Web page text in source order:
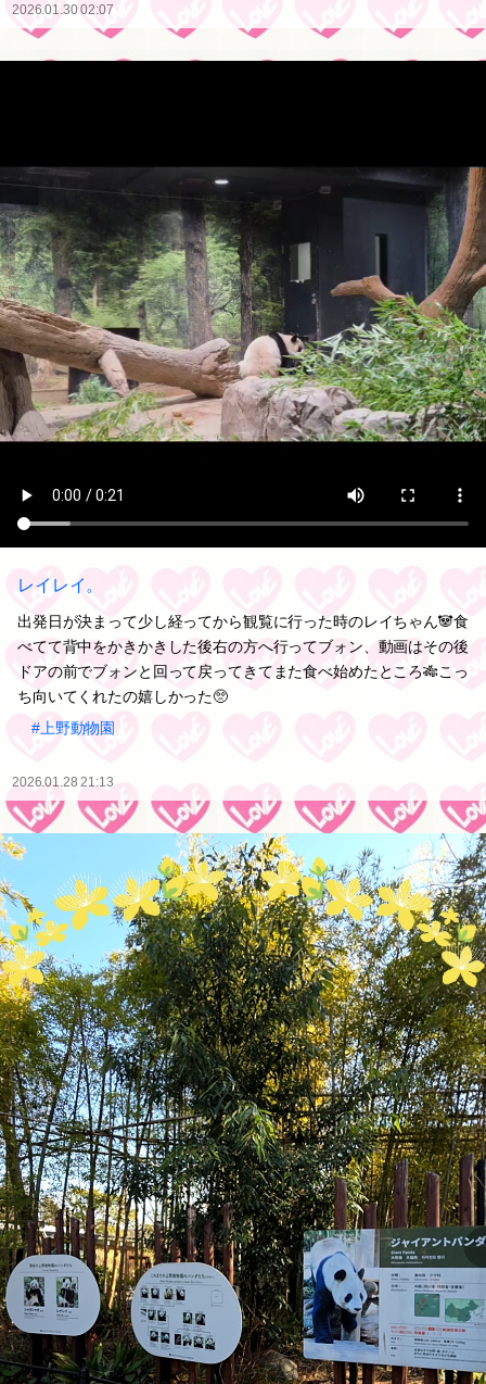
2026.01.30 02:07
レイレイ。
出発日が決まって少し経ってから観覧に行った時のレイちゃん🐼食
べてて背中をかきかきした後右の方へ行ってブォン、動画はその後
ドアの前でブォンと回って戻ってきてまた食べ始めたところ🎋こっ
ち向いてくれたの嬉しかった🥺
#上野動物園
2026.01.28 21:13